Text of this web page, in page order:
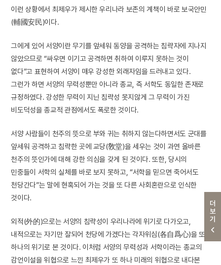
더보기
이런 상황에서 최제우가 제시한 우리나라 보존의 계책이 바로 보국안민
(輔國安民)이다.
그에게 있어 서양이란 무기를 앞세워 동양을 공격하는 침략자에 지나지
않았으므로 “싸우면 이기고 공격하면 취하여 이루지 못하는 것이
없다”고 표현하여 서양이 매우 강성한 외래자임을 드러내고 있다.
그런가 하면 서양의 무력성뿐만 아니라 종교, 즉 서학도 동일한 존재로
규정하였다. 강성한 무력이 지닌 침략성 못지않게 그 무력이 가진
비도덕성을 종교적 관점에서도 폭로한 것이다.
서양 사람들이 천주의 뜻으로 부와 귀는 취하지 않는다하면서도 군대를
앞세워 공격하고 침략한 곳에 교당(敎堂)을 세우는 것이 과연 올바른
천주의 뜻인가에 대해 강한 의심을 갖게 된 것이다. 또한, 당시의
민중들이 서학의 실체를 바로 보지 못하고, “서학을 믿으면 죽어서도
천당간다”는 말에 현혹되어 가는 것을 또 다른 사회혼란으로 인식한
것이다.
외적(外的)으로는 서양의 침략성이 우리나라에 위기로 다가오고,
내적으로는 자기만 잘되어 천당에 가겠다는 각자위심(各自爲心)을 또
하나의 위기로 본 것이다. 이처럼 서양의 무력성과 서학이라는 종교의
감언이설을 위협으로 느낀 최제우가 또 하나 미래의 위협으로 내다본